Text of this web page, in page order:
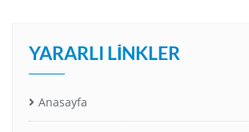
YARARLI LINKLER
Anasayfa